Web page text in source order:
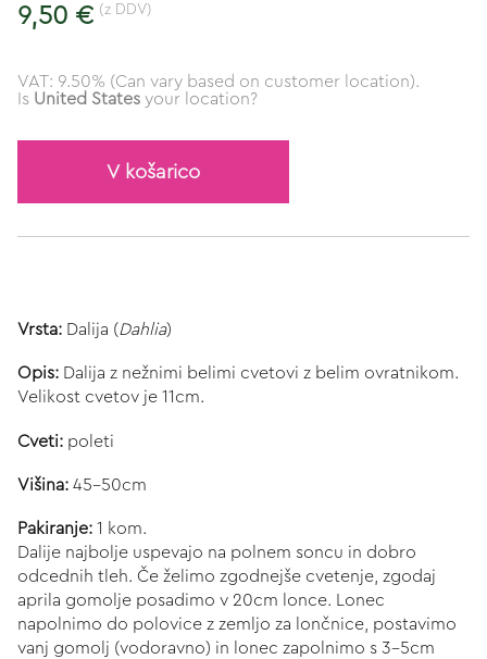
9,50 € (z DDV)
VAT: 9.50% (Can vary based on customer location).
Is United States your location?
V košarico
Vrsta: Dalija (Dahlia)
Opis: Dalija z nežnimi belimi cvetovi z belim ovratnikom.
Velikost cvetov je 11cm.
Cveti: poleti
Višina: 45-50cm
Pakiranje: 1 kom.
Dalije najbolje uspevajo na polnem soncu in dobro
odcednih tleh. Če želimo zgodnejše cvetenje, zgodaj
aprila gomolje posadimo v 20cm lonce. Lonec
napolnimo do polovice z zemljo za lončnice, postavimo
vanj gomolj (vodoravno) in lonec zapolnimo s 3-5cm